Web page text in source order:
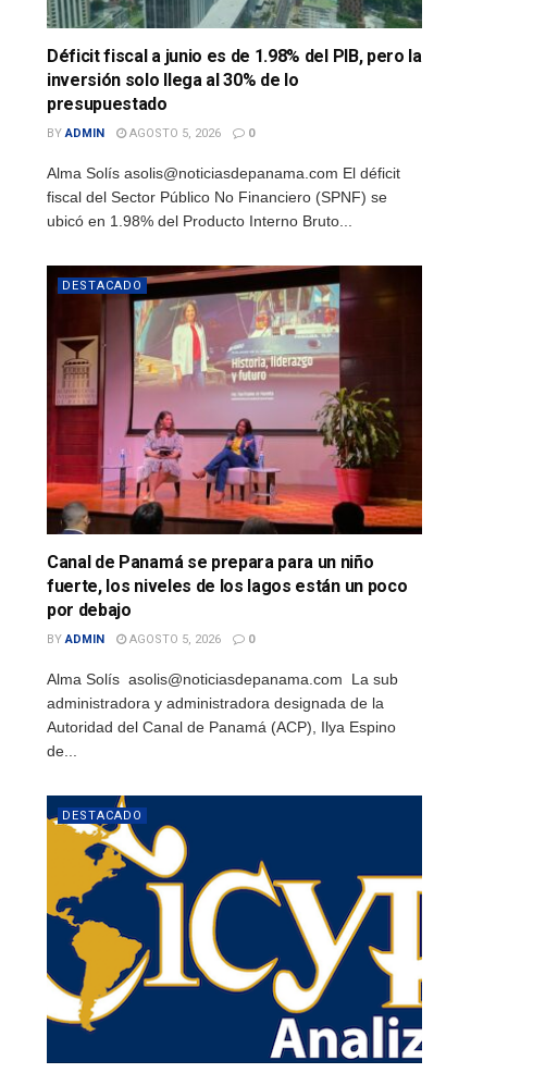
Déficit fiscal a junio es de 1.98% del PIB, pero la
inversión solo llega al 30% de lo
presupuestado
BY ADMIN AGOSTO 5, 2026 0
Alma Solís asolis@noticiasdepanama.com El déficit
fiscal del Sector Público No Financiero (SPNF) se
ubicó en 1.98% del Producto Interno Bruto...
DESTACADO
Canal de Panamá se prepara para un niño
fuerte, los niveles de los lagos están un poco
por debajo
BY ADMIN AGOSTO 5, 2026 0
Alma Solís asolis@noticiasdepanama.com La sub
administradora y administradora designada de la
Autoridad del Canal de Panamá (ACP), Ilya Espino
de...
DESTACADO